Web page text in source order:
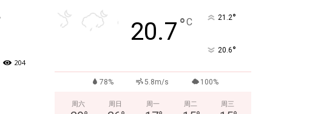
204
20.7°C 21.2°
20.6°
78% 5.8m/s 100%
周六 周日 周一 周二 周三